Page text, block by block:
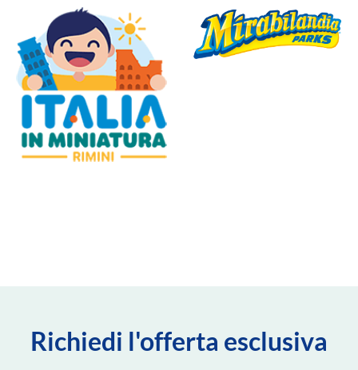
Richiedi l'offerta esclusiva